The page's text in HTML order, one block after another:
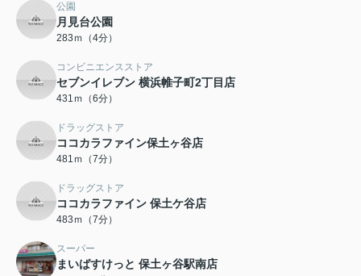
公園
月見台公園
283ｍ（4分）
コンビニエンスストア
セブンイレブン 横浜帷子町2丁目店
431ｍ（6分）
ドラッグストア
ココカラファイン保土ヶ谷店
481ｍ（7分）
ドラッグストア
ココカラファイン 保土ケ谷店
483ｍ（7分）
スーパー
まいばすけっと 保土ヶ谷駅南店